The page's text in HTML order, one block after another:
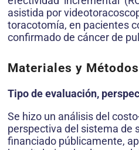
asistida por
toracotomía, en pacientes
confirmado de cáncer de
Materiales y Métodos
Tipo de evaluación,
Se hizo un análisis del
perspectiva del sistema de
financiado públicamente,